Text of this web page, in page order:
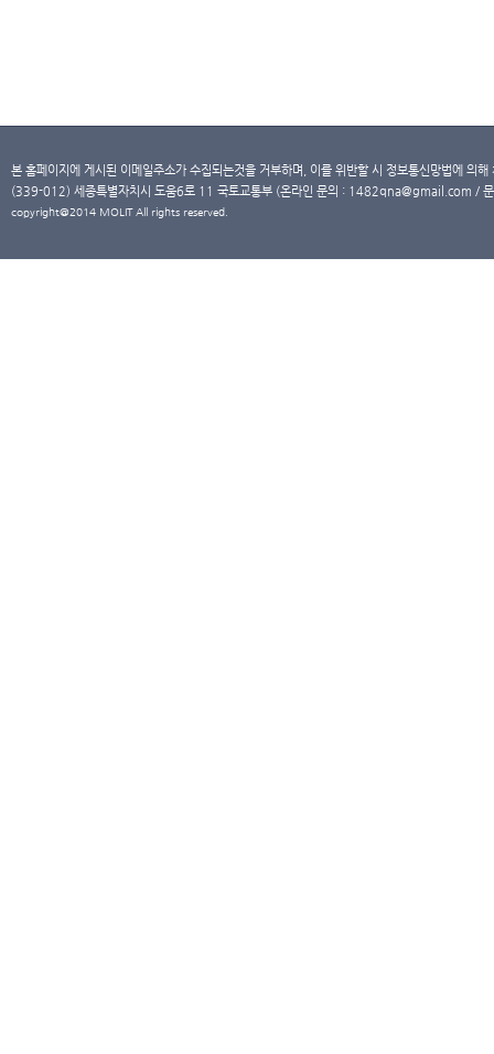
본 홈페이지에 게시된 이메일주소가 수집되는것을 거부하며, 이를 위반할 시 정보통신망법에 의
(339-012) 세종특별자치시 도움6로 11 국토교통부 (온라인 문의 : 1482qna@gmail.com /
copyright@2014 MOLIT All rights reserved.